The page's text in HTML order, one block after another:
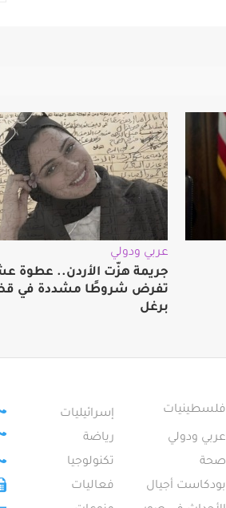
عربي ودولي
جريمة هزّت الأردن.. عطوة
تفرض شروطًا مشددة في
برغل
فلسطينيات
إسرائيليات
عربي ودولي
رياضة
صحة
تكنولوجيا
بودكاست أجيال
فعاليات